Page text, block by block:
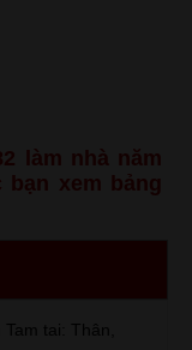
làm nhà năm
xem bảng
tai: Thân,